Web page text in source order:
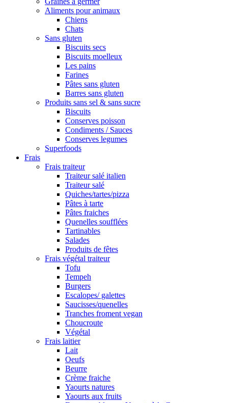
Aliments pour animaux
Chiens
Chats
Sans gluten
Biscuits secs
Biscuits moelleux
Les pains
Farines
Pâtes sans gluten
Barres sans gluten
Produits sans sel & sans sucre
Biscuits
Conserves poisson
Condiments / Sauces
Conserves legumes
Superfoods
Frais
Frais traiteur
Traiteur salé italien
Traiteur salé
Quiches/tartes/pizza
Pâtes à tarte
Pâtes fraiches
Quenelles soufflées
Tartinables
Salades
Produits de fêtes
Frais végétal traiteur
Tofu
Tempeh
Burgers
Escalopes/ galettes
Saucisses/quenelles
Tranches froment vegan
Choucroute
Végétal
Frais laitier
Lait
Oeufs
Beurre
Crème fraiche
Yaourts natures
Yaourts aux fruits